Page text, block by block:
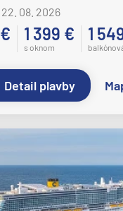
22. 08. 2026
1 399 €
s oknom
1
Detail plavby